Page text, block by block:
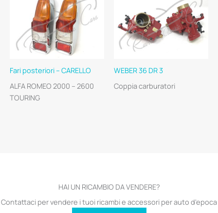
Fari posteriori – CARELLO
ALFA ROMEO 2000 – 2600
TOURING
WEBER 36 DR 3
Coppia carburatori
HAI UN RICAMBIO DA VENDERE?
Contattaci per vendere i tuoi ricambi e accessori per auto d'epoca